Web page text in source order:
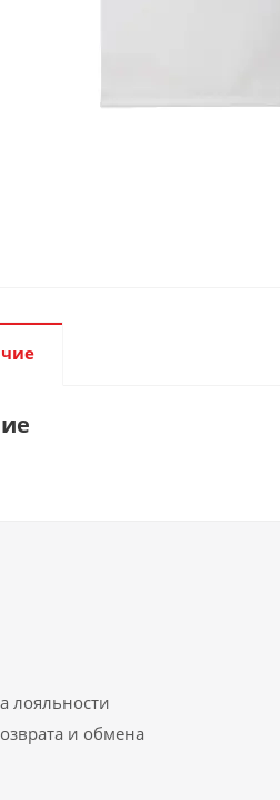
лояльности
и обмена